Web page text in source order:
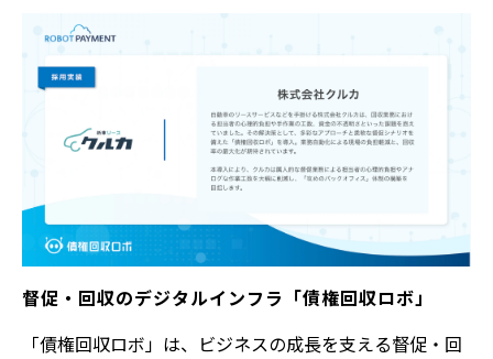
督促・回収のデジタルインフラ「債権回収ロボ」
「債権回収ロボ」は、ビジネスの成長を支える督促・回